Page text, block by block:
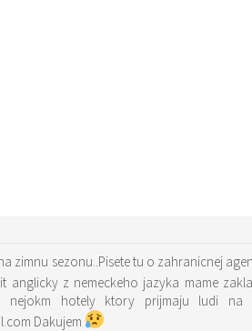
zimnu sezonu..Pisete tu o zahranicnej
z nemeckeho jazyka mame
nejokm hotely ktory prijmaju ludi
href=“mailto:mail..monika3187@gmail.com“>mail..monika3187@gmail.com Dakujem